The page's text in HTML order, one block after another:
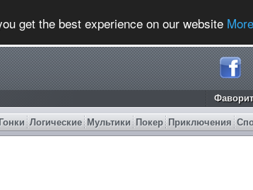
get the best experience on our website
Гонки Логические Мультики Покер Приключения